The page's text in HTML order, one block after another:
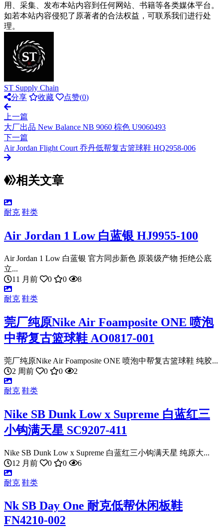
用、采集、发布本站内容到任何网站、书籍等各类媒体平台。
如若本站内容侵犯了原著者的合法权益，可联系我们进行处
理。
ST Supply Chain
分享
收藏 点赞(0)
上一篇
大厂出品 New Balance NB 9060 棕色 U9060493
下一篇
Air Jordan Flight Court 乔丹低帮复古篮球鞋 HQ2958-006
相关文章
耐克 鞋类
Air Jordan 1 Low 白蓝银 HJ9955-100
Air Jordan 1 Low 白蓝银 官方同步新色 原装级产物 拒绝公底
立...
11 月前
0 0 8
耐克 鞋类
莞厂纯原Nike Air Foamposite ONE 喷泡
中帮复古篮球鞋 AO0817-001
莞厂纯原Nike Air Foamposite ONE 喷泡中帮复古篮球鞋 纯胶...
2 周前
0 0 2
耐克 鞋类
Nike SB Dunk Low x Supreme 白蓝红三
小钩满天星 SC9207-411
Nike SB Dunk Low x Supreme 白蓝红三小钩满天星 纯原大...
12 月前
0 0 6
耐克 鞋类
Nk SB Day One 耐克低帮休闲板鞋
FN4210-002